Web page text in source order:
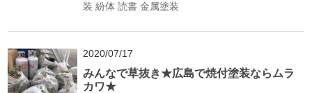
装 紛体 読書 金属塗装
2020/07/17
みんなで草抜き★広島で焼付塗装ならムラ
カワ★